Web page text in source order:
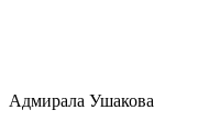
Адмирала Ушакова